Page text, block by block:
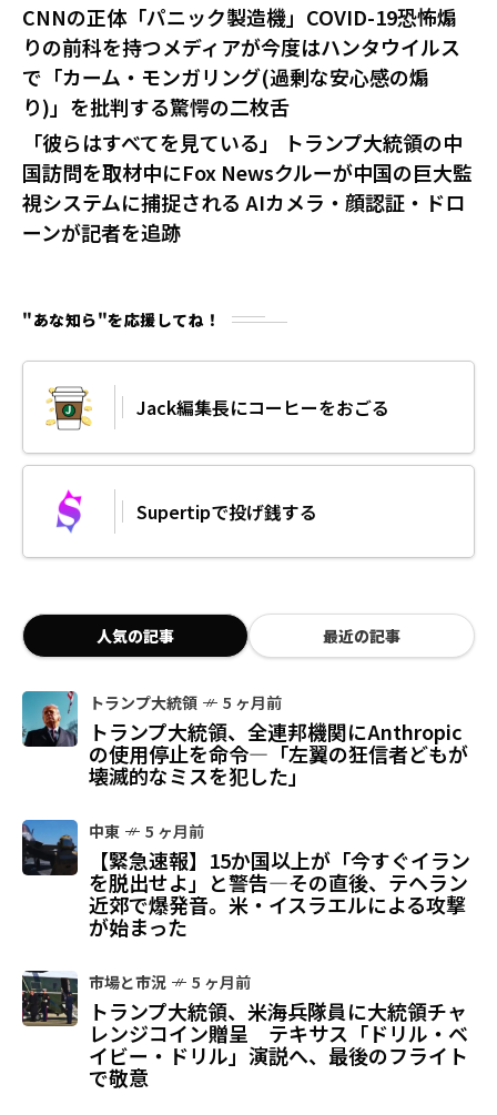
CNNの正体「パニック製造機」COVID-19恐怖煽
りの前科を持つメディアが今度はハンタウイルス
で「カーム・モンガリング(過剰な安心感の煽
り)」を批判する驚愕の二枚舌
「彼らはすべてを見ている」 トランプ大統領の中
国訪問を取材中にFox Newsクルーが中国の巨大監
視システムに捕捉される AIカメラ・顔認証・ドロ
ーンが記者を追跡
"あな知ら"を応援してね！
Jack編集長にコーヒーをおごる
Supertipで投げ銭する
人気の記事 最近の記事
トランプ大統領 5 ヶ月前
トランプ大統領、全連邦機関にAnthropic
の使用停止を命令—「左翼の狂信者どもが
壊滅的なミスを犯した」
中東 5 ヶ月前
【緊急速報】15か国以上が「今すぐイラン
を脱出せよ」と警告—その直後、テヘラン
近郊で爆発音。米・イスラエルによる攻撃
が始まった
市場と市況 5 ヶ月前
トランプ大統領、米海兵隊員に大統領チャ
レンジコイン贈呈 テキサス「ドリル・ベ
イビー・ドリル」演説へ、最後のフライト
で敬意